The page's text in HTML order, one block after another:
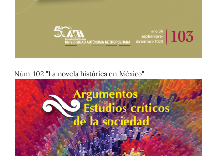
Núm. 102 "La novela histórica en México"